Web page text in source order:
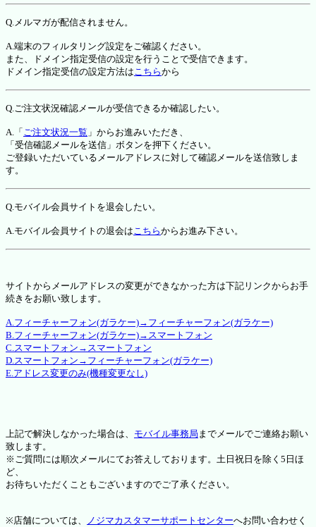
Q.メルマガが配信されません。
A.端末のフィルタリング設定をご確認ください。
また、ドメイン指定受信の設定を行うことで受信できます。
ドメイン指定受信の設定方法はこちらから
Q.ご注文状況確認メールが受信できるか確認したい。
A.「 ご注文状況一覧 」からお進みいただき、
「受信確認メールを送信」ボタンを押下ください。
ご登録いただいているメールアドレスに対して確認メールを送信致しま
す。
Q.モバイル会員サイトを退会したい。
A.モバイル会員サイトの退会はこちらからお進み下さい。
サイトからメールアドレスの変更ができなかった方は下記リンクからお手
続きをお願い致します。
A.フィーチャーフォン(ガラケー)→フィーチャーフォン(ガラケー)
B.フィーチャーフォン(ガラケー)→スマートフォン
C.スマートフォン→スマートフォン
D.スマートフォン→フィーチャーフォン(ガラケー)
E.アドレス変更のみ(機種変更なし)
上記で解決しなかった場合は、 モバイル事務局 までメールでご連絡お願い
致します。
※ご質問には順次メールにてお答えしております。土日祝日を除く5日ほ
ど、
お待ちいただくこともございますのでご了承ください。
※店舗については、 ノジマカスタマーサポートセンターへお問い合わせく